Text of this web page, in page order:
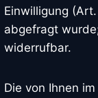
Einwilligung
abgefragt
widerrufbar.
Die von Ihnen